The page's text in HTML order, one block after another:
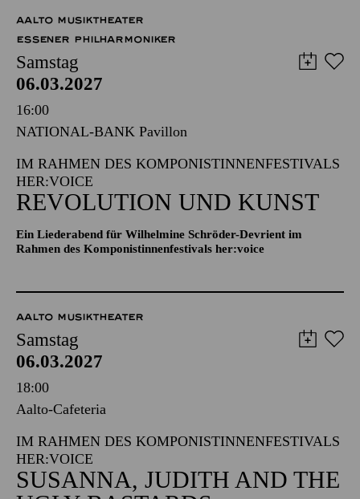
8,00 €
AALTO MUSIKTHEATER
ESSENER PHILHARMONIKER
Samstag
06.03.2027
16:00
NATIONAL-BANK Pavillon
IM RAHMEN DES KOMPONISTINNENFESTIVALS
HER:VOICE
REVOLUTION UND KUNST
AALTO MUSIKTHEATER
Samstag
06.03.2027
18:00
Aalto-Cafeteria
IM RAHMEN DES KOMPONISTINNENFESTIVALS